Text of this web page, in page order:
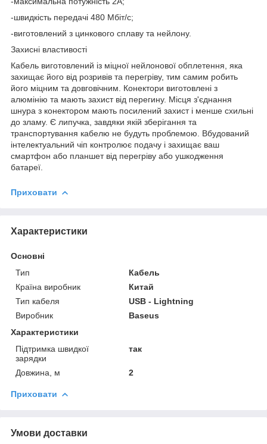
-швидкість передачі 480 Мбіт/с;
-виготовлений з цинкового сплаву та нейлону.
Захисні властивості
Кабель виготовлений із міцної нейлонової обплетення, яка
захищає його від розривів та перегріву, тим самим робить
його міцним та довговічним. Конектори виготовлені з
алюмінію та мають захист від перегину. Місця з'єднання
шнура з конектором мають посилений захист і менше схильні
до зламу. Є липучка, завдяки якій зберігання та
транспортування кабелю не будуть проблемою. Вбудований
інтелектуальний чіп контролює подачу і захищає ваш
смартфон або планшет від перегріву або ушкодження
батареї.
Приховати
Характеристики
Основні
Тип
Кабель
Країна виробник
Китай
Тип кабеля
USB - Lightning
Виробник
Baseus
Характеристики
Підтримка швидкої
зарядки
так
Довжина, м 2
Приховати
Умови доставки